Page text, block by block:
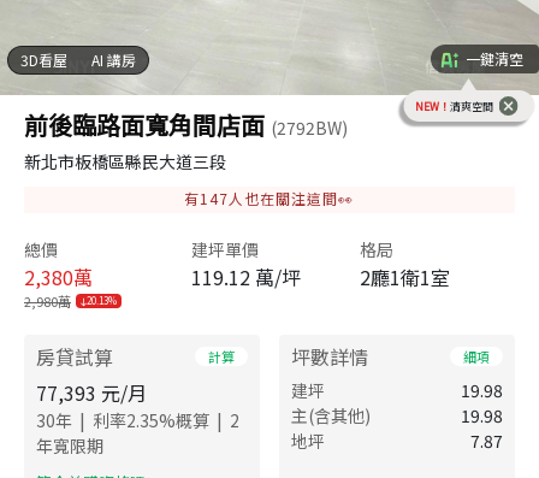
3D看屋 AI 講房 一鍵清空
NEW！ 清爽空間
前後臨路面寬角間店面 (2792BW)
新北市板橋區縣民大道三段
有147人也在關注這間👀
總價
2,380萬
2,980萬 20.13%
建坪單價
119.12 萬/坪
格局
2廳1衛1室
房貸試算 計算
77,393 元/月
30年 | 利率2.35%概算 | 2
年寬限期
坪數詳情 細項
建坪
19.98
主(含其他)
19.98
地坪
7.87